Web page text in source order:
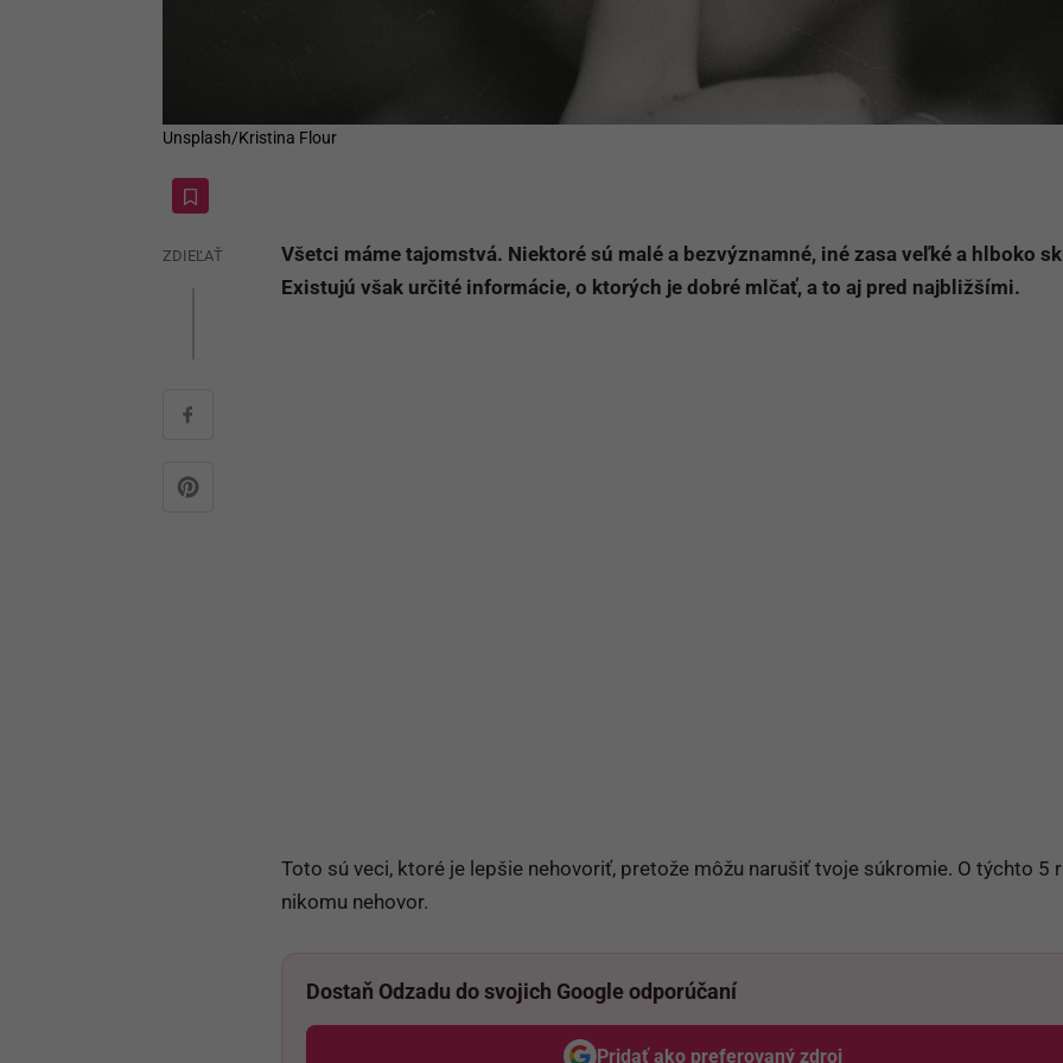
Unsplash/Kristina Flour
ZDIEĽAŤ
Všetci máme tajomstvá. Niektoré sú malé a bezvýznamné, iné zasa veľké a hlboko
Existujú však určité informácie, o ktorých je dobré mlčať, a to aj pred najbližšími.
Toto sú veci, ktoré je lepšie nehovoriť, pretože môžu narušiť tvoje súkromie. O týchto 5
nikomu nehovor.
Dostaň Odzadu do svojich Google odporúčaní
Pridať ako preferovaný zdroj